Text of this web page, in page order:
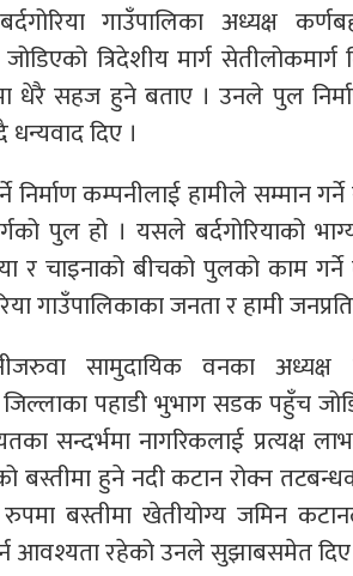
गाउँपालिका अध्यक्ष
त्रिदेशीय मार्ग
धेरै सहज हुने बताए । उनले पुल
दिए ।
निर्माण कम्पनीलाई हामीले सम्मान
पुल हो । यसले बर्दगोरियाको
र चाइनाको बीचको पुलको काम
गाउँपालिकाका जनता र हामी
सामुदायिक वनका अध्यक्ष
जिल्लाका पहाडी भुभाग सडक पहुँच
सन्दर्भमा नागरिकलाई प्रत्यक्ष
बस्तीमा हुने नदी कटान रोक्न
बस्तीमा खेतीयोग्य जमिन
आवश्यता रहेको उनले सुझाबसमेत दिए